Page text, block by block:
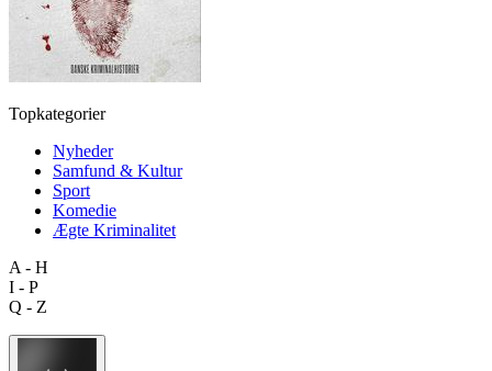
Topkategorier
Nyheder
Samfund & Kultur
Sport
Komedie
Ægte Kriminalitet
A - H
I - P
Q - Z